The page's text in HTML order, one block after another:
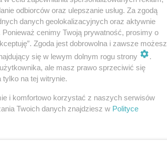
odbiorców oraz ulepszanie usług. Za zgodą
danych geolokalizacyjnych oraz aktywnie
cenimy Twoją prywatność, prosimy o
Zgoda jest dobrowolna i zawsze możesz
się w lewym dolnym rogu strony
.
ale masz prawo sprzeciwić się
tylko na tej witrynie.
i komfortowo korzystać z naszych serwisów
Twoich danych znajdziesz w Polityce